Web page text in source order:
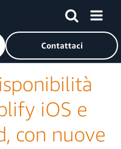
page di Amazon Web
Contattaci
iOS e
con nuove